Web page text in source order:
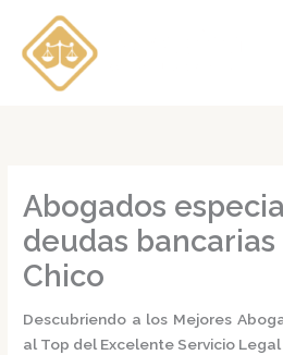
contenido
Abogados
deudas
Chico
Descubriendo a los Mejores
al Top del Excelente Servicio Legal